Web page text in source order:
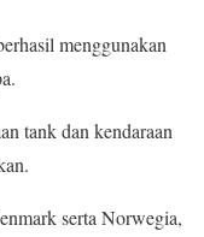
menggunakan
tank dan kendaraan
serta Norwegia,